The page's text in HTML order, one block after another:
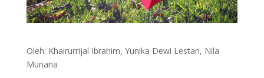
Oleh: Khairurrijal Ibrahim, Yunika Dewi Lestari, Nila
Munana